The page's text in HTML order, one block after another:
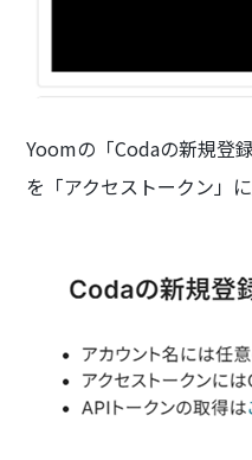
Yoomの「Codaの新規登
を「アクセストークン」